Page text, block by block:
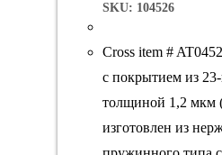
SKU: 104526
Cross item #
с покрытием из 23-
толщиной 1,2 мкм
изготовлен из